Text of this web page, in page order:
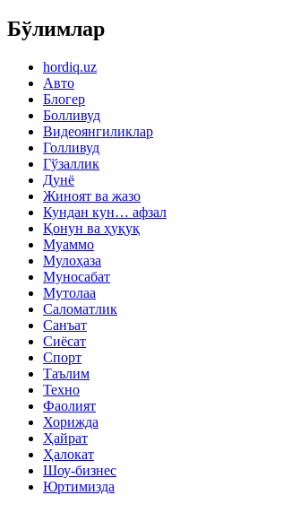
Бўлимлар
hordiq.uz
Авто
Блогер
Болливуд
Видеоянгиликлар
Голливуд
Гўзаллик
Дунё
Жиноят ва жазо
Кундан кун… афзал
Қонун ва ҳуқуқ
Муаммо
Мулоҳаза
Муносабат
Мутолаа
Саломатлик
Санъат
Сиёсат
Спорт
Таълим
Техно
Фаолият
Хорижда
Ҳайрат
Ҳалокат
Шоу-бизнес
Юртимизда